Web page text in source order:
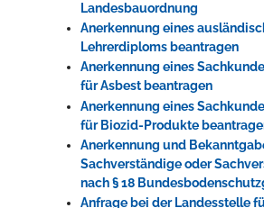
Landesbauordnung
Anerkennung eines
Lehrerdiploms beantragen
Anerkennung eines
für Asbest beantragen
Anerkennung eines
für Biozid-Produkte
Anerkennung und
Sachverständige oder
nach § 18
Anfrage bei der Landesstelle